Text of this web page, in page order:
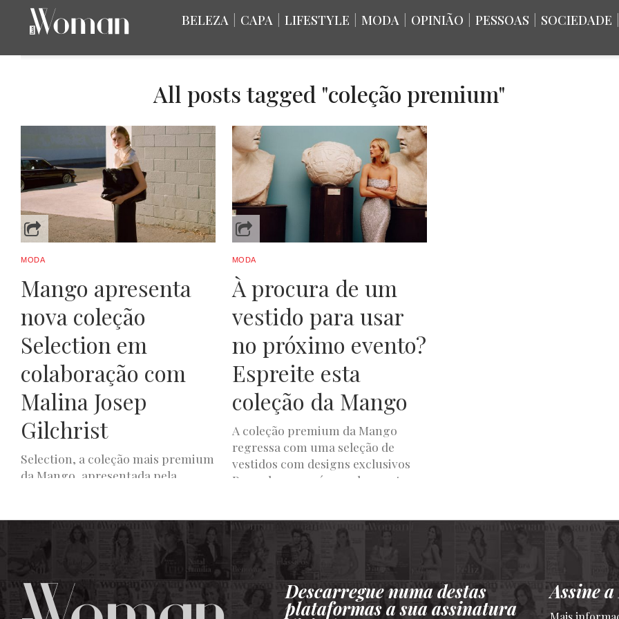
BELEZA CAPA LIFESTYLE MODA OPINIÃO PESSOAS SOCIEDADE
All posts tagged "coleção premium"
MODA
Mango apresenta
nova coleção
Selection em
colaboração com
Malina Josep
Gilchrist
Selection, a coleção mais premium
da Mango, apresentada pela
cuidada das peças, bem...
FEVEREIRO 6, 2025
MODA
À procura de um
vestido para usar
no próximo evento?
Espreite esta
coleção da Mango
A coleção premium da Mango
regressa com uma seleção de
vestidos com designs exclusivos
Pensada para a época de eventos
JOANA DE OLIVEIRA MARÇO 25, 2024
Descarregue numa destas
plataformas a sua assinatura
Assine